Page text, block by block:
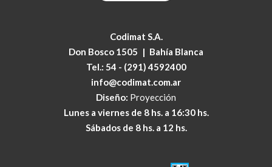
Codimat S.A.
Don Bosco 1505 | Bahía Blanca
Tel.: 54 - (291) 4592400
info@codimat.com.ar
Diseño: Proyección
Lunes a viernes de 8 hs. a 16:30 hs.
Sábados de 8 hs. a 12 hs.